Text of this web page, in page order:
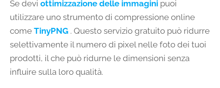
Se devi ottimizzazione delle immagini puoi
utilizzare uno strumento di compressione online
come TinyPNG . Questo servizio gratuito può ridurre
selettivamente il numero di pixel nelle foto dei tuoi
prodotti, il che può ridurne le dimensioni senza
influire sulla loro qualità.